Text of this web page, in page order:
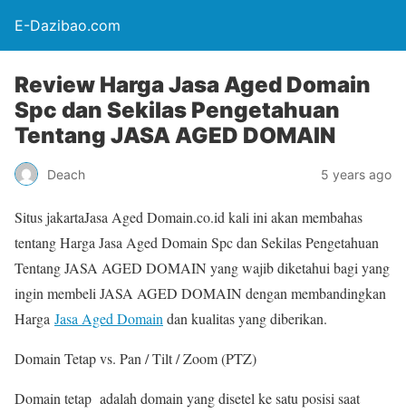
E-Dazibao.com
Review Harga Jasa Aged Domain
Spc dan Sekilas Pengetahuan
Tentang JASA AGED DOMAIN
Deach 5 years ago
Situs jakartaJasa Aged Domain.co.id kali ini akan membahas
tentang Harga Jasa Aged Domain Spc dan Sekilas Pengetahuan
Tentang JASA AGED DOMAIN yang wajib diketahui bagi yang
ingin membeli JASA AGED DOMAIN dengan membandingkan
Harga Jasa Aged Domain dan kualitas yang diberikan.
Domain Tetap vs. Pan / Tilt / Zoom (PTZ)
Domain tetap adalah domain yang disetel ke satu posisi saat